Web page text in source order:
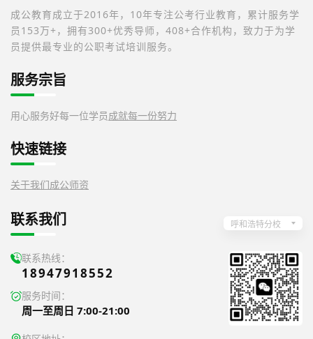
成公教育成立于2016年，10年专注公考行业教育，累计服务学
员153万+，拥有300+优秀导师，408+合作机构，致力于为学
员提供最专业的公职考试培训服务。
服务宗旨
用心服务好每一位学员成就每一份努力
快速链接
关于我们成公师资
联系我们 呼和浩特分校
联系热线：
18947918552
服务时间：
周一至周日 7:00-21:00